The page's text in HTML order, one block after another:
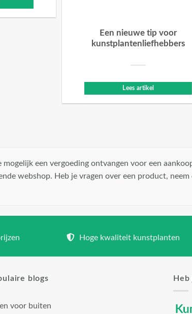
Een nieuwe tip voor
kunstplantenliefhebbers
Lees artikel
een vergoeding ontvangen voor een
webshop. Heb je vragen over een product,
Hoge kwaliteit kunstplanten
blogs
voor buiten
Heb